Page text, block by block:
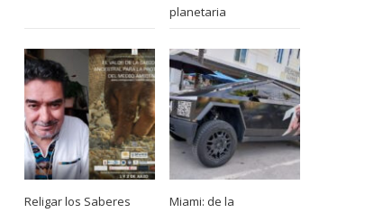
planetaria
Religar los Saberes
Miami: de la